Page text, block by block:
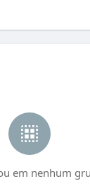
em nenhum